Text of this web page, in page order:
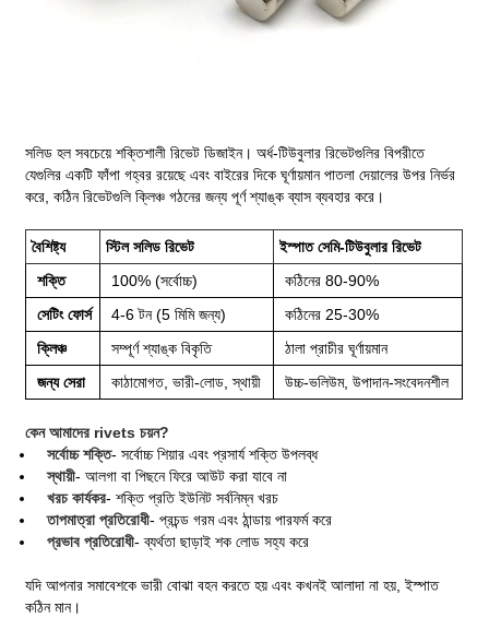
সলিড হল সবচেয়ে শক্তিশালী রিভেট ডিজাইন। অর্ধ-টিউবুলার রিভেটগুলির বিপরীতে
যেগুলির একটি ফাঁপা গহ্বর রয়েছে এবং বাইরের দিকে ঘূর্ণায়মান পাতলা দেয়ালের উপর নির্ভর
করে, কঠিন রিভেটগুলি ক্লিঞ্চ গঠনের জন্য পূর্ণ শ্যাঙ্ক ব্যাস ব্যবহার করে।
বৈশিষ্ট্য স্টিল সলিড রিভেট
ইস্পাত সেমি-টিউবুলার রিভেট
শক্তি
100% (সর্বোচ্চ)
কঠিনের 80-90%
সেটিং ফোর্স
4-6 টন (5 মিমি জন্য)
কঠিনের 25-30%
ক্লিঞ্চ
সম্পূর্ণ শ্যাঙ্ক বিকৃতি
ঠালা প্রাচীর ঘূর্ণায়মান
জন্য সেরা
কাঠামোগত, ভারী-লোড, স্থায়ী উচ্চ-ভলিউম, উপাদান-সংবেদনশীল
কেন আমাদের rivets চয়ন?
সর্বোচ্চ শক্তি- সর্বোচ্চ শিয়ার এবং প্রসার্য শক্তি উপলব্ধ
স্থায়ী- আলগা বা পিছনে ফিরে আউট করা যাবে না
খরচ কার্যকর- শক্তি প্রতি ইউনিট সর্বনিম্ন খরচ
তাপমাত্রা প্রতিরোধী- প্রচন্ড গরম এবং ঠান্ডায় পারফর্ম করে
প্রভাব প্রতিরোধী- ব্যর্থতা ছাড়াই শক লোড সহ্য করে
যদি আপনার সমাবেশকে ভারী বোঝা বহন করতে হয় এবং কখনই আলাদা না হয়, ইস্পাত
কঠিন মান।